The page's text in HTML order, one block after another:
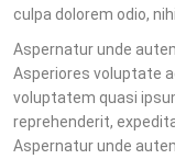
culpa dolorem odio,
Aspernatur unde
Asperiores voluptate
voluptatem quasi
reprehenderit,
Aspernatur unde